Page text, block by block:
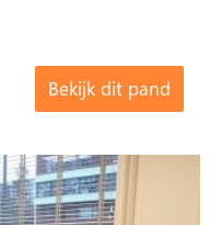
Bekijk dit pand